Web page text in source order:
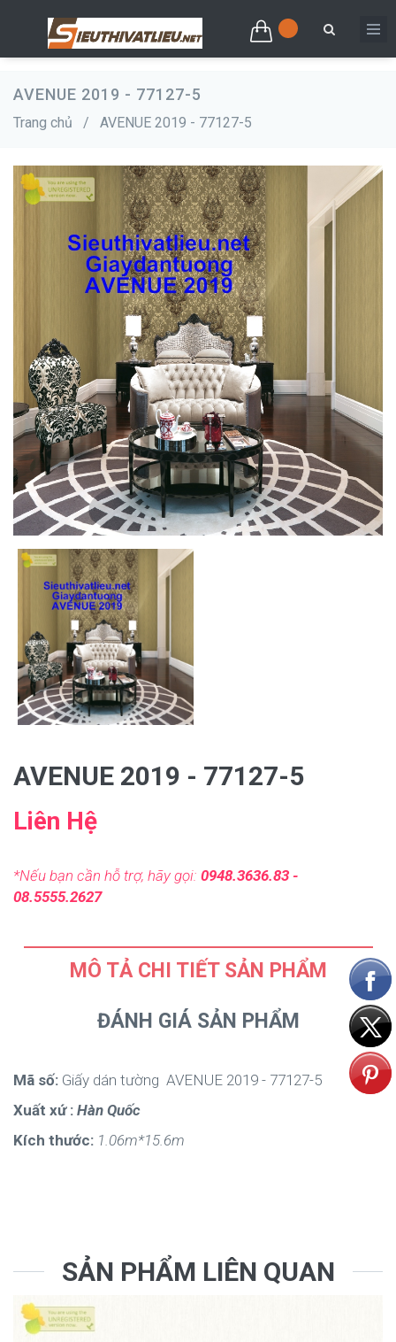
AVENUE 2019 - 77127-5
Trang chủ / AVENUE 2019 - 77127-5
AVENUE 2019 - 77127-5
Liên Hệ
*Nếu bạn cần hỗ trợ, hãy gọi: 0948.3636.83 -
08.5555.2627
MÔ TẢ CHI TIẾT SẢN PHẨM
ĐÁNH GIÁ SẢN PHẨM
Mã số: Giấy dán tường AVENUE 2019 - 77127-5
Xuất xứ : Hàn Quốc
Kích thước: 1.06m*15.6m
SẢN PHẨM LIÊN QUAN